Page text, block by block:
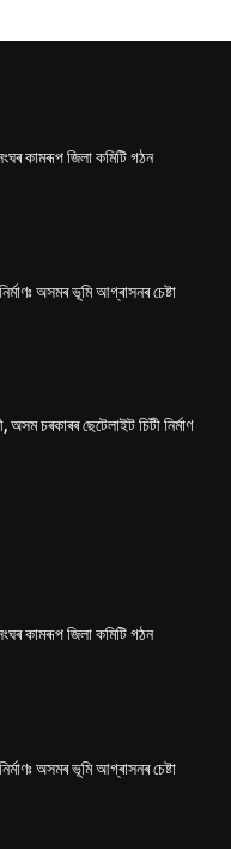
কামৰূপ জিলা কমিটি গঠন
অসমৰ ভূমি আগ্ৰাসনৰ চেষ্টা
অসম চৰকাৰৰ ছেটেলাইট চিটী নিৰ্মাণ
কামৰূপ জিলা কমিটি গঠন
অসমৰ ভূমি আগ্ৰাসনৰ চেষ্টা